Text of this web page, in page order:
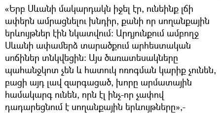
«Երբ Սևանի մակարդակն իջել էր, ունեինք լճի
ափերն ամրացնելու խնդիր, քանի որ սողանքային
երևույթներ էին նկատվում: Արդյունքում ամբողջ
Սևանի ափամերձ տարածքում արհեստական
սոճիներ տնկվեցին: Այս ծառատեսակները
պահանջկոտ չեն և հատուկ ոռոգման կարիք չունեն,
բացի այդ լավ զարգացած, խորը արմատային
համակարգ ունեն, որն էլ ինչ-որ չափով
դադարեցնում է սողանքային երևույթները»,-